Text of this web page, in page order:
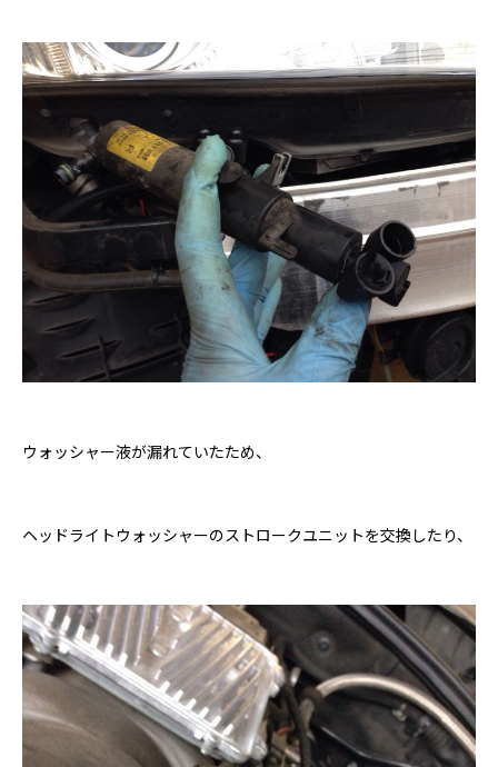
ウォッシャー液が漏れていたため、
ヘッドライトウォッシャーのストロークユニットを交換したり、